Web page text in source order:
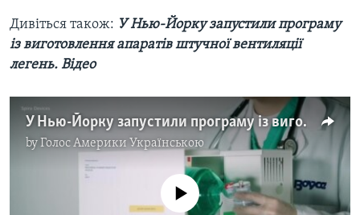
Дивіться також: У Нью-Йорку запустили програму
із виготовлення апаратів штучної вентиляції
легень. Відео
У Нью-Йорку запустили програму із виготовлення апаратів штучної вентиляції легень. Відео
byГолос Америки Українською
No media source currently available